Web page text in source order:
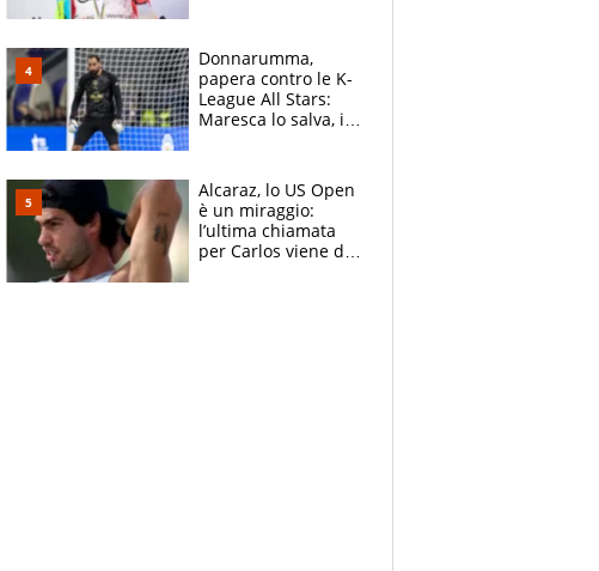
Brignone
Donnarumma,
papera contro le K-
League All Stars:
Maresca lo salva, i
Alcaraz, lo US Open
è un miraggio:
l’ultima chiamata
per Carlos viene da